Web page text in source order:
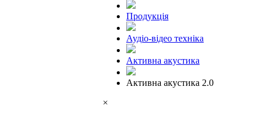
Продукцiя
Аудіо-відео техніка
Активна акустика
Активна акустика 2.0
×